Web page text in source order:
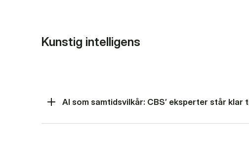
Kunstig intelligens
AI som samtidsvilkår: CBS’ eksperter står klar